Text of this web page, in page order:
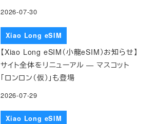
2026-07-30
Xiao Long eSIM
【Xiao Long eSIM（小龍eSIM）お知らせ】
サイト全体をリニューアル — マスコット
「ロンロン（仮）」も登場
2026-07-29
Xiao Long eSIM